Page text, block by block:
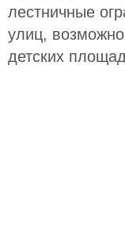
лестничные
улиц,
детских